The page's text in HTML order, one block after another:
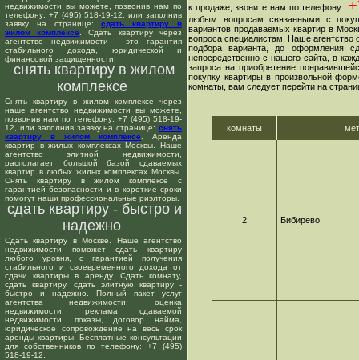
недвижимости вы можете, позвонив нам по
телефону: +7 (495) 518-19-12, или заполнив
заявку на странице:сдать квартиру в
жилом комплексе . Сдать квартиру через
агентство недвижимости - это гарантия
стабильного дохода, юридической и
финансовой защищенности.
снять квартиру в жилом
комплексе
Снять квартиру в жилом комплексе через
наше агентство недвижимости вы можете,
позвонив нам по телефону: +7 (495) 518-19-
12, или заполнив заявку на странице: снять
квартиру в жилом комплексе . Аренда
квартир в жилых комплексах Москвы. Наше
агентство элитной недвижимости,
располагает большой базой сдаваемых
квартир в любых жилых комплексах Москвы.
Снять квартиру в жилом комплексе с
гарантией безопасности и в короткие сроки
помогут наши профессиональные риэлторы.
сдать квартиру - быстро и
надежно
Сдать квартиру в Москве. Наше агентство
недвижимости поможет сдать квартиру
любого уровня, с гарантией получения
стабильного и своевременного дохода от
сдачи квартиры в аренду. Сдать комнату,
сдать квартиру, сдать элитную квартиру -
быстро и надежно. Полный пакет услуг
агентства недвижимости: оценка
недвижимости, реклама сдаваемой
недвижимости, показы, договор найма,
юридическое сопровождение на весь срок
аренды квартиры. Бесплатные консультации
для собственников по телефону: +7 (495)
518-19-12.
к продаже, звоните нам по телефону:
любым вопросам связанными с
вариантов продаваемых квартир в
вопроса специалистам. Наше агентство
подбора варианта, до оформления
непосредственно с нашего сайта, в
запроса на приобретение
покупку квартиры в произвольной
комнаты, вам следует перейти на
комнаты
2 Бибирево